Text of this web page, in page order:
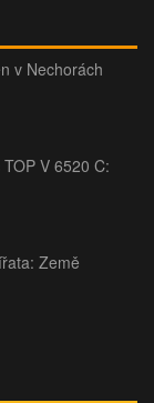
v Nechorách
V 6520 C:
Země